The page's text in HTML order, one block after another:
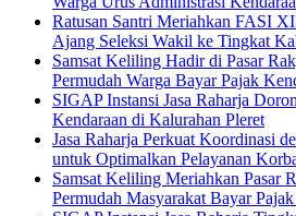
Ratusan Santri Meriahkan FASI
Ajang Seleksi Wakil ke Tingkat
Samsat Keliling Hadir di Pasar
Permudah Warga Bayar Pajak
SIGAP Instansi Jasa Raharja
Kendaraan di Kalurahan Pleret
Jasa Raharja Perkuat Koordinasi
untuk Optimalkan Pelayanan
Samsat Keliling Meriahkan Pasar
Permudah Masyarakat Bayar